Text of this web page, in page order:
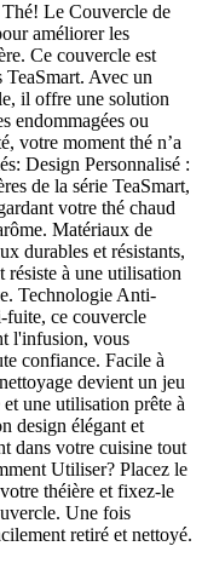
Le Couvercle de
améliorer les
Ce couvercle est
TeaSmart. Avec un
il offre une solution
endommagées ou
votre moment thé n’a
Design Personnalisé :
de la série TeaSmart,
votre thé chaud
Matériaux de
durables et résistants,
à une utilisation
Technologie Anti-
fuite, ce couvercle
l'infusion, vous
confiance. Facile à
devient un jeu
une utilisation prête à
design élégant et
dans votre cuisine tout
Utiliser? Placez le
théière et fixez-le
Une fois
retiré et nettoyé.